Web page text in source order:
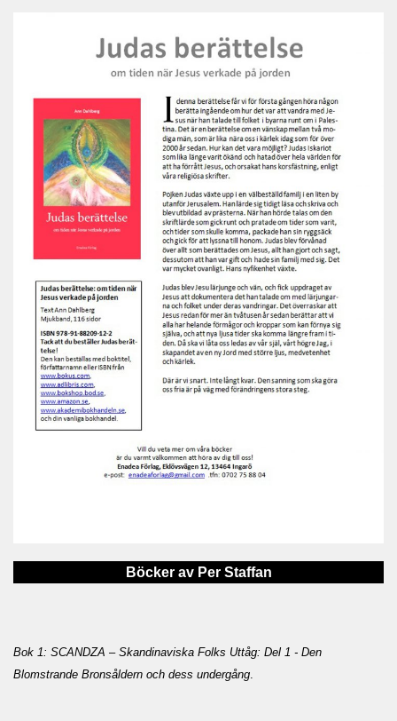
Böcker av Per Staffan
Bok 1: SCANDZA – Skandinaviska Folks Uttåg: Del 1 - Den
Blomstrande Bronsåldern och dess undergång.